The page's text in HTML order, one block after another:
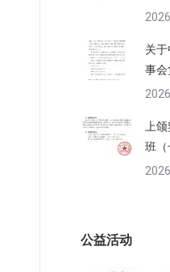
关
事会
上
班（
公益活动